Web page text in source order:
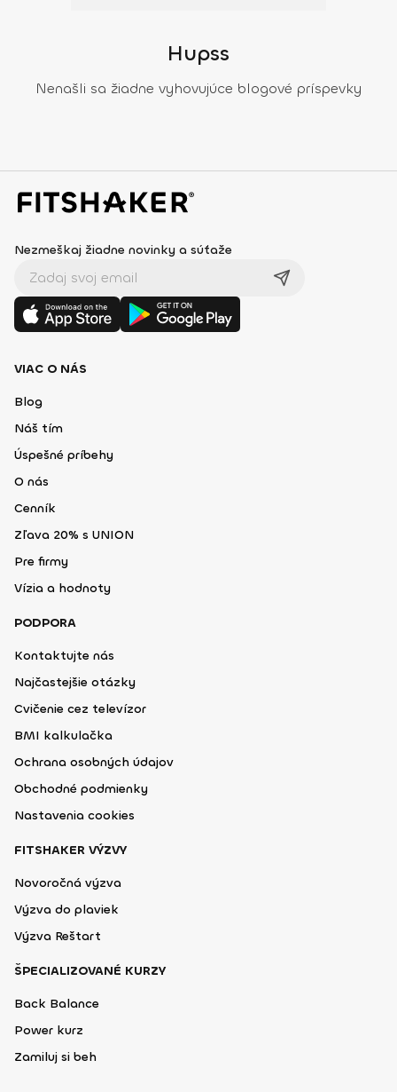
Hupss
Nenašli sa žiadne vyhovujúce blogové príspevky
Nezmeškaj žiadne novinky a súťaže
VIAC O NÁS
Blog
Náš tím
Úspešné príbehy
O nás
Cenník
Zľava 20% s UNION
Pre firmy
Vízia a hodnoty
PODPORA
Kontaktujte nás
Najčastejšie otázky
Cvičenie cez televízor
BMI kalkulačka
Ochrana osobných údajov
Obchodné podmienky
Nastavenia cookies
FITSHAKER VÝZVY
Novoročná výzva
Výzva do plaviek
Výzva Reštart
ŠPECIALIZOVANÉ KURZY
Back Balance
Power kurz
Zamiluj si beh